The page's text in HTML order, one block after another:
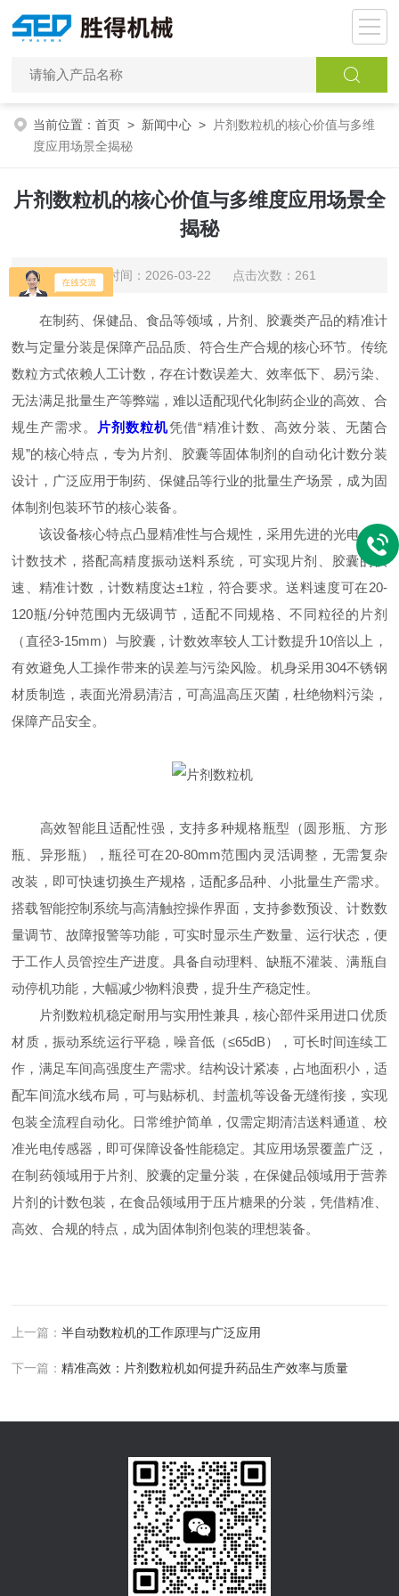
当前位置：首页 > 新闻中心 >
片剂数粒机的核心价值与多维
度应用场景全揭秘
片剂数粒机的核心价值与多维度应用场景全
揭秘
更新时间：2026-03-22 点击次数：261
在制药、保健品、食品等领域，片剂、胶囊类产品的精准计
数与定量分装是保障产品品质、符合生产合规的核心环节。传统
数粒方式依赖人工计数，存在计数误差大、效率低下、易污染、
无法满足批量生产等弊端，难以适配现代化制药企业的高效、合
规生产需求。 片剂数粒机凭借“精准计数、高效分装、无菌合
规”的核心特点，专为片剂、胶囊等固体制剂的自动化计数分装
设计，广泛应用于制药、保健品等行业的批量生产场景，成为固
体制剂包装环节的核心装备。
该设备核心特点凸显精准性与合规性，采用先进的光电感应
计数技术，搭配高精度振动送料系统，可实现片剂、胶囊的快
速、精准计数，计数精度达±1粒，符合要求。送料速度可在20-
120瓶/分钟范围内无级调节，适配不同规格、不同粒径的片剂
（直径3-15mm）与胶囊，计数效率较人工计数提升10倍以上，
有效避免人工操作带来的误差与污染风险。机身采用304不锈钢
材质制造，表面光滑易清洁，可高温高压灭菌，杜绝物料污染，
保障产品安全。
高效智能且适配性强，支持多种规格瓶型（圆形瓶、方形
瓶、异形瓶），瓶径可在20-80mm范围内灵活调整，无需复杂
改装，即可快速切换生产规格，适配多品种、小批量生产需求。
搭载智能控制系统与高清触控操作界面，支持参数预设、计数数
量调节、故障报警等功能，可实时显示生产数量、运行状态，便
于工作人员管控生产进度。具备自动理料、缺瓶不灌装、满瓶自
动停机功能，大幅减少物料浪费，提升生产稳定性。
片剂数粒机稳定耐用与实用性兼具，核心部件采用进口优质
材质，振动系统运行平稳，噪音低（≤65dB），可长时间连续工
作，满足车间高强度生产需求。结构设计紧凑，占地面积小，适
配车间流水线布局，可与贴标机、封盖机等设备无缝衔接，实现
包装全流程自动化。日常维护简单，仅需定期清洁送料通道、校
准光电传感器，即可保障设备性能稳定。其应用场景覆盖广泛，
在制药领域用于片剂、胶囊的定量分装，在保健品领域用于营养
片剂的计数包装，在食品领域用于压片糖果的分装，凭借精准、
高效、合规的特点，成为固体制剂包装的理想装备。
上一篇：半自动数粒机的工作原理与广泛应用
下一篇：精准高效：片剂数粒机如何提升药品生产效率与质量